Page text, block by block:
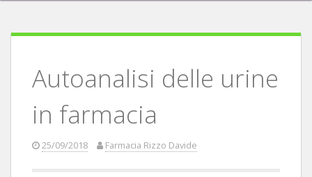
Autoanalisi delle urine
in farmacia
25/09/2018 Farmacia Rizzo Davide